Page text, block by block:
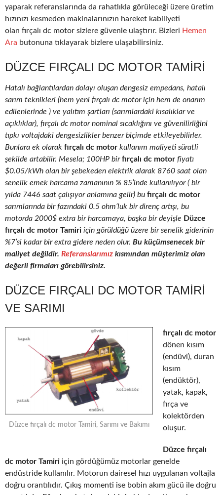
yaparak referanslarında da rahatlıkla görüleceği üzere üretim
hızınızı kesmeden makinalarınızın hareket kabiliyeti
olan fırçalı dc motor sizlere güvenle ulaştırır. Bizleri Hemen
Ara butonuna tıklayarak bizlere ulaşabilirsiniz.
DÜZCE FIRÇALI DC MOTOR TAMIRI
Hatalı bağlantılardan dolayı oluşan dengesiz empedans, hatalı
sarım teknikleri (hem yeni fırçalı dc motor için hem de onarım
edilenlerinde ) ve yalıtım şartları (sarımlardaki kısalıklar ve
açıklıklar), fırçalı dc motor nominal sıcaklığını ve güvenilirliğini
tıpkı voltajdaki dengesizlikler benzer biçimde etkileyebilirler.
Bunlara ek olarak fırçalı dc motor kullanım maliyeti süratli
şekilde artabilir. Mesela; 100HP birfırçalı dc motor fiyatı
$0.05/kWh olan bir şebekeden elektrik alarak 8760 saat olan
senelik emek harcama zamanının % 85’inde kullanılıyor ( bir
yılda 7446 saat çalışıyor anlamına gelir) bu fırçalı dc motor
sarımlarında bir fazındaki 0.5 ohm’luk bir direnç artışı, bu
motorda 2000$ extra bir harcamaya, başka bir deyişle Düzce
fırçalı dc motor Tamiri için görüldüğü üzere bir senelik giderinin
%7’si kadar bir extra gidere neden olur. Bu küçümsenecek bir
maliyet değildir. Referanslarımız kısmından müşterimiz olan
değerli firmaları görebilirsiniz.
DÜZCE FIRÇALI DC MOTOR TAMIRI
VE SARIMI
Düzce fırçalı dc motor Tamiri, Sarımı ve Bakımı
fırçalı dc motor
dönen kısım
(endüvi), duran
kısım
(endüktör),
yatak, kapak,
fırça ve
kolektörden
oluşur.
Düzce fırçalı
dc motor Tamiri için gördüğümüz motorlar genelde
endüstride kullanılır. Motorun dairesel hızı uygulanan voltajla
doğru orantılıdır. Çıkış momenti ise bobin akım gücü ile doğru